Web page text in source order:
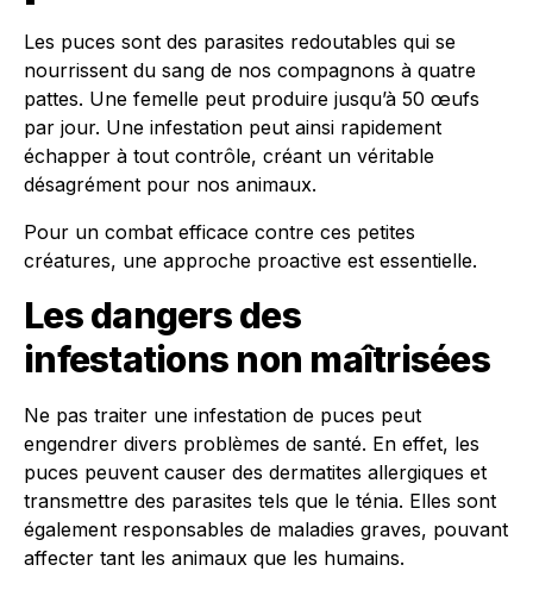
Les puces sont des parasites redoutables qui se
nourrissent du sang de nos compagnons à quatre
pattes. Une femelle peut produire jusqu’à 50 œufs
par jour. Une infestation peut ainsi rapidement
échapper à tout contrôle, créant un véritable
désagrément pour nos animaux.
Pour un combat efficace contre ces petites
créatures, une approche proactive est essentielle.
Les dangers des
infestations non maîtrisées
Ne pas traiter une infestation de puces peut
engendrer divers problèmes de santé. En effet, les
puces peuvent causer des dermatites allergiques et
transmettre des parasites tels que le ténia. Elles sont
également responsables de maladies graves, pouvant
affecter tant les animaux que les humains.